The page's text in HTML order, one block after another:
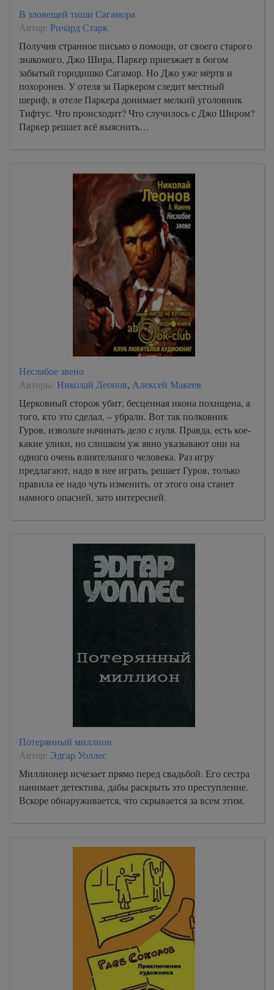
В зловещей тиши Сагамора
Автор: Ричард Старк
Получив странное письмо о помощи, от своего старого
знакомого, Джо Шира, Паркер приезжает в богом
забытый городишко Сагамор. Но Джо уже мёртв и
похоронен. У отеля за Паркером следит местный
шериф, в отеле Паркера донимает мелкий уголовник
Тифтус. Что происходит? Что случилось с Джо Широм?
Паркер решает всё выяснить…
Неслабое звено
Авторы: Николай Леонов, Алексей Макеев
Церковный сторож убит, бесценная икона похищена, а
того, кто это сделал, – убрали. Вот так полковник
Гуров, извольте начинать дело с нуля. Правда, есть кое-
какие улики, но слишком уж явно указывают они на
одного очень влиятельного человека. Раз игру
предлагают, надо в нее играть, решает Гуров, только
правила ее надо чуть изменить, от этого она станет
намного опасней, зато интересней.
Потерянный миллион
Автор: Эдгар Уоллес
Миллионер исчезает прямо перед свадьбой. Его сестра
нанимает детектива, дабы раскрыть это преступление.
Вскоре обнаруживается, что скрывается за всем этим.